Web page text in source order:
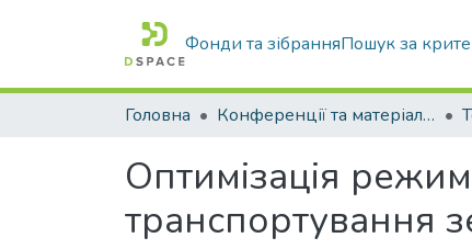
Фонди та зібранняПошук за
Головна Конференції та матеріали конференцій
Оптимізація
транспортування